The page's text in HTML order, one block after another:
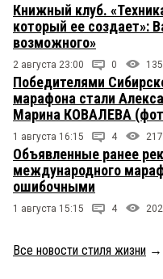
Книжный клуб.
который ее создает»:
возможного»
2 августа 23:00 0
Победителями
марафона стали
Марина КОВАЛЕВА
1 августа 16:15 4
Объявленные ранее
международного
ошибочными
1 августа 15:15 4
Все новости стиля жизни →